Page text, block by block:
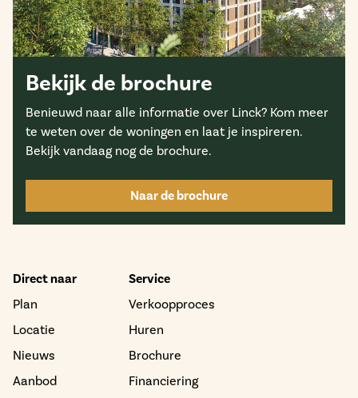
Bekijk de brochure
Benieuwd naar alle informatie over Linck? Kom meer
te weten over de woningen en laat je inspireren.
Bekijk vandaag nog de brochure.
Naar de brochure
Direct naar
Plan
Locatie
Nieuws
Aanbod
Service
Verkoopproces
Huren
Brochure
Financiering